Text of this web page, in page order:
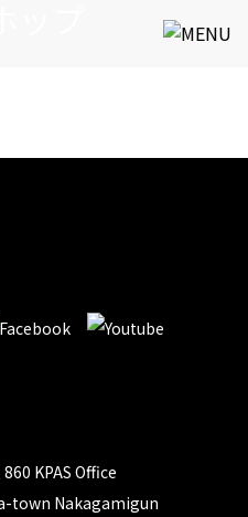
KPAS Office
town Nakagamigun